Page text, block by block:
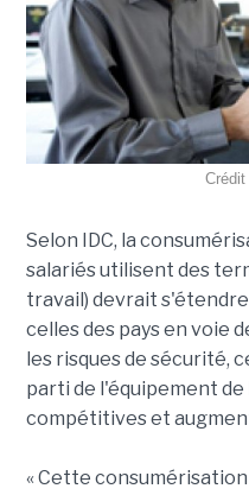
Selon IDC, la
salariés utilisent des
travail) devrait
celles des pays en voie
les risques de sécurité,
parti de l'équipement
compétitives et
« Cette